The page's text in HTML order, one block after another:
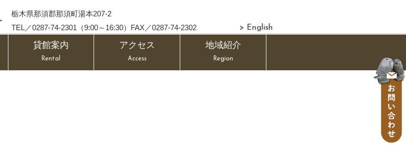
栃木県那須郡那須町湯本207-2
TEL／0287-74-2301（9:00～16:30）FAX／0287-74-2302
> English
貸館案内
Rental
アクセス
Access
地域紹介
Region